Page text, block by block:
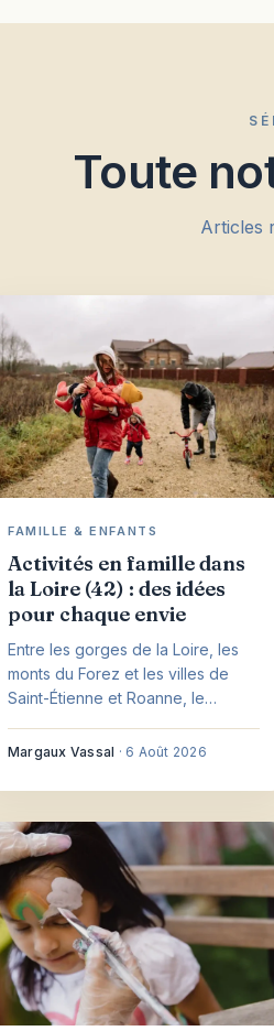
Toute
Articles
FAMILLE & ENFANTS
Activités en famille dans
la Loire (42) : des idées
pour chaque envie
Entre les gorges de la Loire, les
monts du Forez et les villes de
Saint-Étienne et Roanne, le
d'idées pour sortir avec les
âge et le temps qu'il fait.
Margaux Vassal · 6 Août 2026